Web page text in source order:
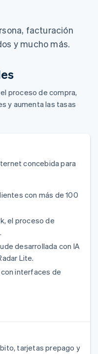
facturación
y mucho más.
proceso de compra,
y aumenta las tasas
concebida para
con más de 100
el proceso de
desarrollada con IA
Lite.
interfaces de
tarjetas prepago y